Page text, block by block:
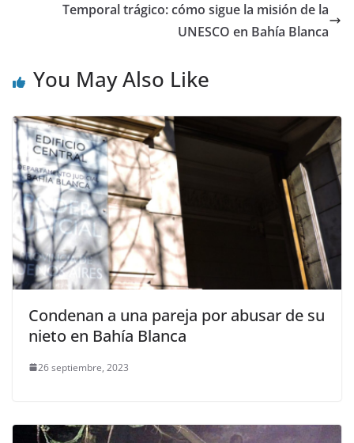
Temporal trágico: cómo sigue la misión de la
UNESCO en Bahía Blanca
You May Also Like
Condenan a una pareja por abusar de su
nieto en Bahía Blanca
26 septiembre, 2023